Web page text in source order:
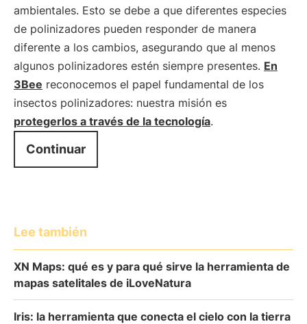
ambientales. Esto se debe a que diferentes especies
de polinizadores pueden responder de manera
diferente a los cambios, asegurando que al menos
algunos polinizadores estén siempre presentes. En
3Bee reconocemos el papel fundamental de los
insectos polinizadores: nuestra misión es
protegerlos a través de la tecnología.
Continuar
Lee también
XN Maps: qué es y para qué sirve la herramienta de
mapas satelitales de iLoveNatura
Iris: la herramienta que conecta el cielo con la tierra